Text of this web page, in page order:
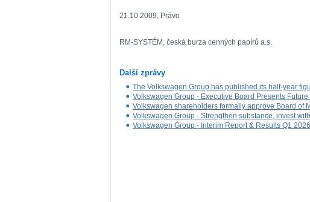
21.10.2009, Právo
RM-SYSTÉM, česká burza cenných papírů a.s.
Další zprávy
The Volkswagen Group has published its half-year
Volkswagen Group - Executive Board Presents Future
Volkswagen shareholders formally approve Board of
Volkswagen Group - Strengthen substance, invest
Volkswagen Group - Interim Report & Results Q1 2026